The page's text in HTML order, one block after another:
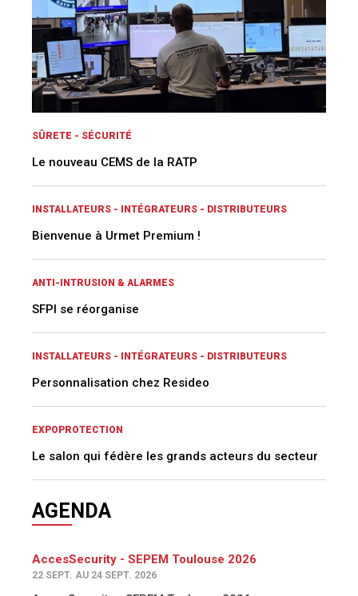
SÛRETE - SÉCURITÉ
Le nouveau CEMS de la RATP
INSTALLATEURS - INTÉGRATEURS - DISTRIBUTEURS
Bienvenue à Urmet Premium !
ANTI-INTRUSION & ALARMES
SFPI se réorganise
INSTALLATEURS - INTÉGRATEURS - DISTRIBUTEURS
Personnalisation chez Resideo
EXPOPROTECTION
Le salon qui fédère les grands acteurs du secteur
AGENDA
AccesSecurity - SEPEM Toulouse 2026
22 SEPT. AU 24 SEPT. 2026